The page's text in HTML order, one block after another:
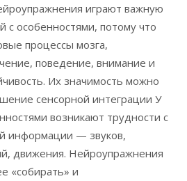
играют важную
с особенностями, потому что
процессы мозга,
поведение, внимание и
Их значимость можно
сенсорной интеграции У
возникают трудности с
информации — звуков,
движения. Нейроупражнения
«собирать» и